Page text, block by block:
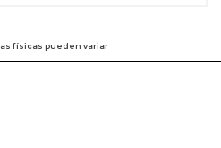
físicas pueden variar